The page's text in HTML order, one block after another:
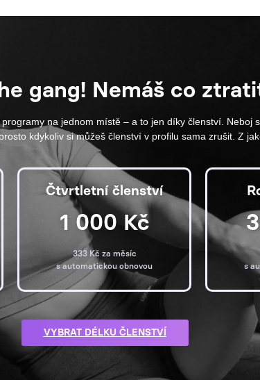
gang! Nemáš co
na jednom místě – a to jen díky členství. Neboj
kdykoliv si můžeš členství v profilu sama zrušit. Z
Čtvrtletní členství
1 000 Kč
333 Kč za měsíc
s automatickou obnovou
s
VYBRAT DÉLKU ČLENSTVÍ